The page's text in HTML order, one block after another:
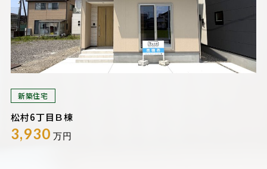
新築住宅
松村6丁目Ｂ棟
3,930 万円